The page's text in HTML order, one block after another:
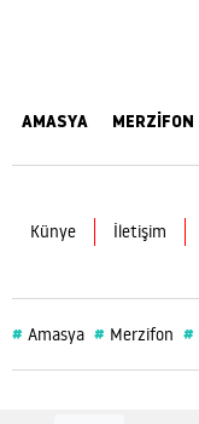
AMASYA MERZİFON
Künye İletişim
# Amasya # Merzifon #